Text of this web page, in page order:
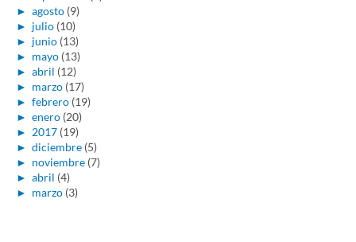
► agosto (9)
► julio (10)
► junio (13)
► mayo (13)
► abril (12)
► marzo (17)
► febrero (19)
► enero (20)
► 2017 (19)
► diciembre (5)
► noviembre (7)
► abril (4)
► marzo (3)